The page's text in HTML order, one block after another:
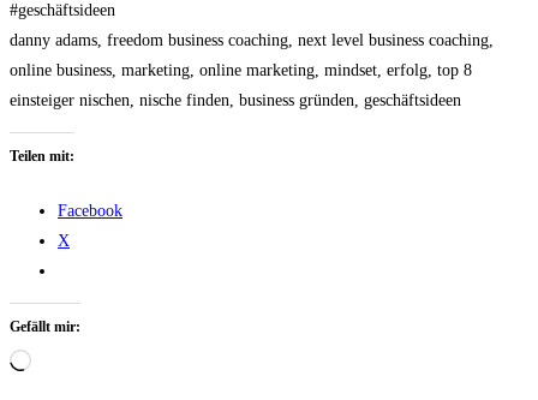
#geschäftsideen
danny adams, freedom business coaching, next level business coaching,
online business, marketing, online marketing, mindset, erfolg, top 8
einsteiger nischen, nische finden, business gründen, geschäftsideen
Teilen mit:
Facebook
X
Gefällt mir:
Wird